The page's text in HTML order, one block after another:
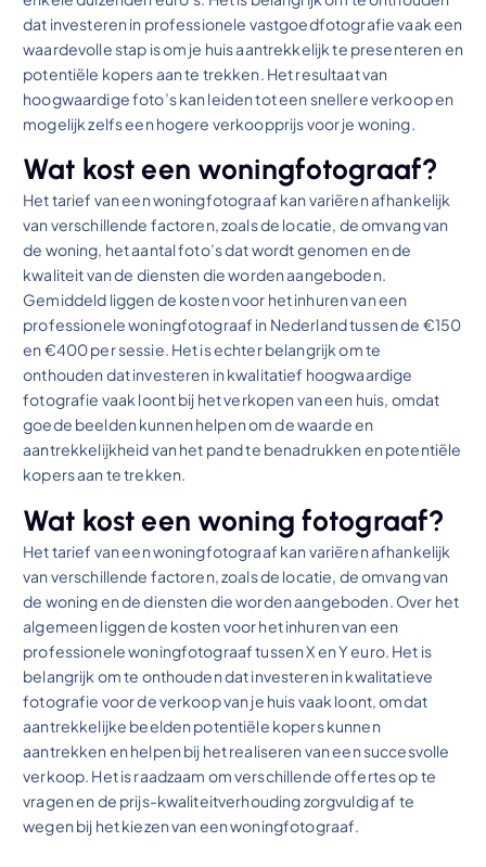
dat investeren in professionele vastgoedfotografie vaak een
waardevolle stap is om je huis aantrekkelijk te presenteren en
potentiële kopers aan te trekken. Het resultaat van
hoogwaardige foto’s kan leiden tot een snellere verkoop en
mogelijk zelfs een hogere verkoopprijs voor je woning.
Wat kost een woningfotograaf?
Het tarief van een woningfotograaf kan variëren afhankelijk
van verschillende factoren, zoals de locatie, de omvang van
de woning, het aantal foto’s dat wordt genomen en de
kwaliteit van de diensten die worden aangeboden.
Gemiddeld liggen de kosten voor het inhuren van een
professionele woningfotograaf in Nederland tussen de €150
en €400 per sessie. Het is echter belangrijk om te
onthouden dat investeren in kwalitatief hoogwaardige
fotografie vaak loont bij het verkopen van een huis, omdat
goede beelden kunnen helpen om de waarde en
aantrekkelijkheid van het pand te benadrukken en potentiële
kopers aan te trekken.
Wat kost een woning fotograaf?
Het tarief van een woningfotograaf kan variëren afhankelijk
van verschillende factoren, zoals de locatie, de omvang van
de woning en de diensten die worden aangeboden. Over het
algemeen liggen de kosten voor het inhuren van een
professionele woningfotograaf tussen X en Y euro. Het is
belangrijk om te onthouden dat investeren in kwalitatieve
fotografie voor de verkoop van je huis vaak loont, omdat
aantrekkelijke beelden potentiële kopers kunnen
aantrekken en helpen bij het realiseren van een succesvolle
verkoop. Het is raadzaam om verschillende offertes op te
vragen en de prijs-kwaliteitverhouding zorgvuldig af te
wegen bij het kiezen van een woningfotograaf.